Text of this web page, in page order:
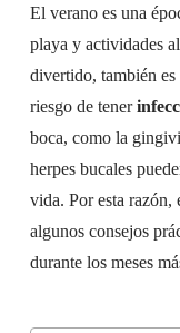
El verano es una
playa y actividades
divertido, también es
riesgo de tener
boca, como la
herpes bucales
vida. Por esta
algunos consejos
durante los meses